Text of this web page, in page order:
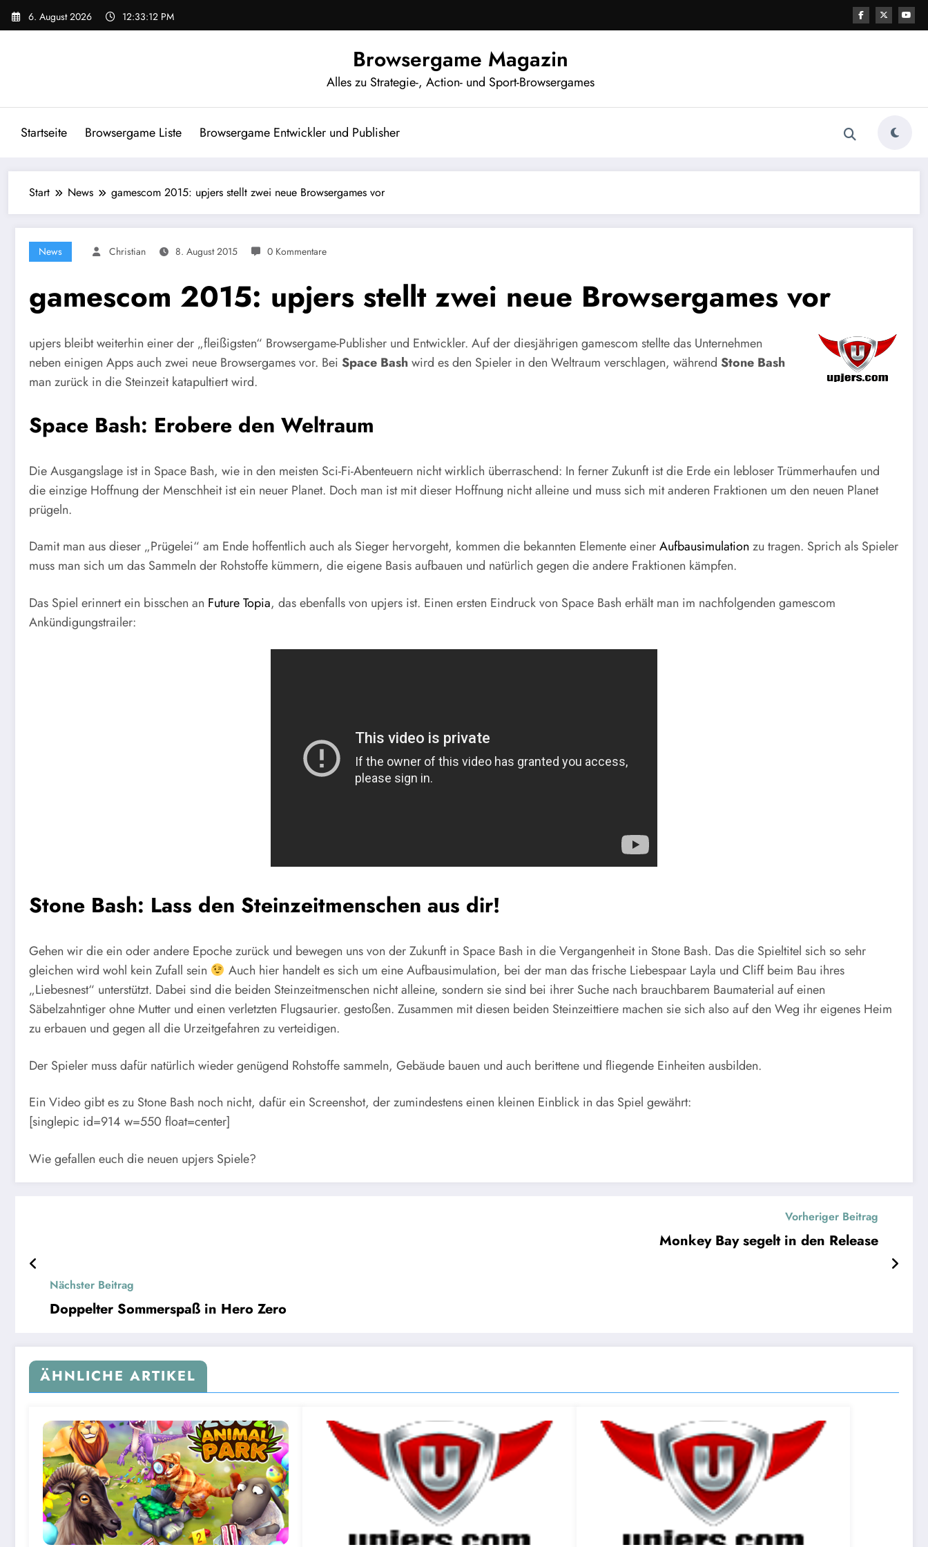
Zum
Inhalt
6. August 2026 12:33:12 PM
Browsergame Magazin
Alles zu Strategie-, Action- und Sport-Browsergames
Startseite Browsergame Liste Browsergame Entwickler und Publisher
Start News gamescom 2015: upjers stellt zwei neue Browsergames vor
News Christian 8. August 2015 0 Kommentare
gamescom 2015: upjers stellt zwei neue Browsergames vor
upjers bleibt weiterhin einer der „fleißigsten“ Browsergame-Publisher und Entwickler. Auf der diesjährigen gamescom stellte das Unternehmen
neben einigen Apps auch zwei neue Browsergames vor. Bei Space Bashwird es den Spieler in den Weltraum verschlagen, während Stone Bash
man zurück in die Steinzeit katapultiert wird.
Space Bash: Erobere den Weltraum
Die Ausgangslage ist in Space Bash, wie in den meisten Sci-Fi-Abenteuern nicht wirklich überraschend: In ferner Zukunft ist die Erde ein lebloser Trümmerhaufen und
die einzige Hoffnung der Menschheit ist ein neuer Planet. Doch man ist mit dieser Hoffnung nicht alleine und muss sich mit anderen Fraktionen um den neuen Planet
prügeln.
Damit man aus dieser „Prügelei“ am Ende hoffentlich auch als Sieger hervorgeht, kommen die bekannten Elemente einerAufbausimulation zu tragen. Sprich als Spieler
muss man sich um das Sammeln der Rohstoffe kümmern, die eigene Basis aufbauen und natürlich gegen die andere Fraktionen kämpfen.
Das Spiel erinnert ein bisschen an Future Topia, das ebenfalls von upjers ist. Einen ersten Eindruck von Space Bash erhält man im nachfolgenden gamescom
Ankündigungstrailer:
Stone Bash: Lass den Steinzeitmenschen aus dir!
Gehen wir die ein oder andere Epoche zurück und bewegen uns von der Zukunft in Space Bash in die Vergangenheit in Stone Bash. Das die Spieltitel sich so sehr
gleichen wird wohl kein Zufall sein
Auch hier handelt es sich um eine Aufbausimulation, bei der man das frische Liebespaar Layla und Cliff beim Bau ihres
„Liebesnest“ unterstützt. Dabei sind die beiden Steinzeitmenschen nicht alleine, sondern sie sind bei ihrer Suche nach brauchbarem Baumaterial auf einen
Säbelzahntiger ohne Mutter und einen verletzten Flugsaurier. gestoßen. Zusammen mit diesen beiden Steinzeittiere machen sie sich also auf den Weg ihr eigenes Heim
zu erbauen und gegen all die Urzeitgefahren zu verteidigen.
Der Spieler muss dafür natürlich wieder genügend Rohstoffe sammeln, Gebäude bauen und auch berittene und fliegende Einheiten ausbilden.
Ein Video gibt es zu Stone Bash noch nicht, dafür ein Screenshot, der zumindestens einen kleinen Einblick in das Spiel gewährt:
[singlepic id=914 w=550 float=center]
Wie gefallen euch die neuen upjers Spiele?
Vorheriger Beitrag
Monkey Bay segelt in den Release
Nächster Beitrag
Doppelter Sommerspaß in Hero Zero
ÄHNLICHE ARTIKEL